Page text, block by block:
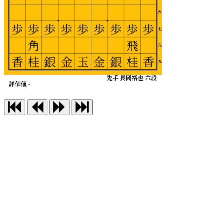
六
七
八
九
先手 長岡裕也 六段
評価値 -
歩
香
歩
飛
桂
歩
銀
歩
金
歩
玉
歩
金
歩
銀
歩
角
桂
歩
香